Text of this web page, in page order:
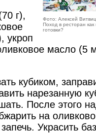
Фото: Алексей
Поход в ресторан
готовки?
г),
укроп
масло (5
кубиком,
нарезанную
После этого
на
Украсить